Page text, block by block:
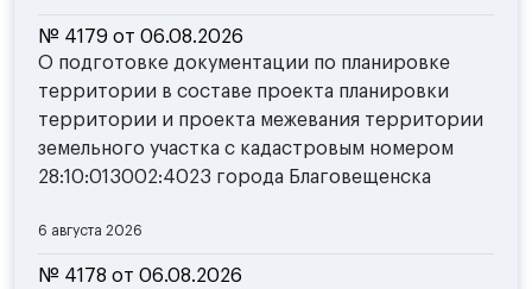
№ 4179 от 06.08.2026
О подготовке документации по планировке
территории в составе проекта планировки
территории и проекта межевания территории
земельного участка с кадастровым номером
28:10:013002:4023 города Благовещенска
6 августа 2026
№ 4178 от 06.08.2026